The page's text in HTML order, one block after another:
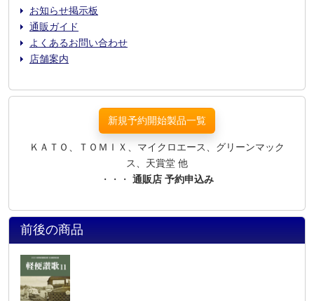
お知らせ掲示板
通販ガイド
よくあるお問い合わせ
店舗案内
新規予約開始製品一覧
ＫＡＴＯ、ＴＯＭＩＸ、マイクロエース、グリーンマック
ス、天賞堂 他
・・・ 通販店 予約申込み
前後の商品